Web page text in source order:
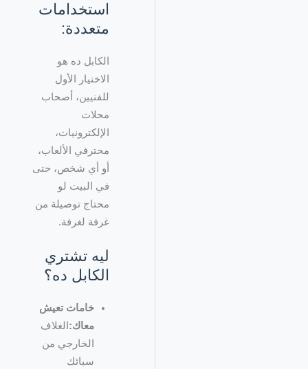
استخدامات
متعددة:
الكابل ده هو
الاختيار الأول
للفنيين، أصحاب
محلات
الإلكترونيات،
محترفي الألعاب،
أو أي شخص، حتى
في البيت لو
محتاج توصيلة من
غرفة لغرفة.
ليه تشتري
الكابل ده؟
خامات تعيش
معاك: الغلاف
الخارجي من
سبائك